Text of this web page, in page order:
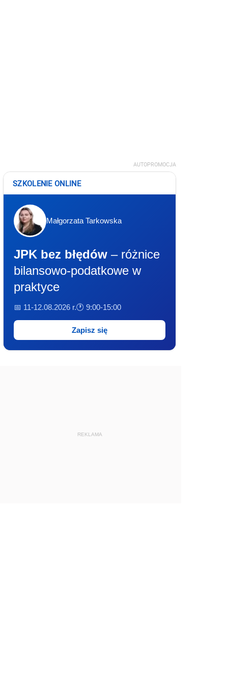
AUTOPROMOCJA
SZKOLENIE ONLINE
Małgorzata Tarkowska
JPK bez błędów – różnice
bilansowo-podatkowe w
praktyce
📅 11-12.08.2026 r.🕐 9:00-15:00
Zapisz się
REKLAMA